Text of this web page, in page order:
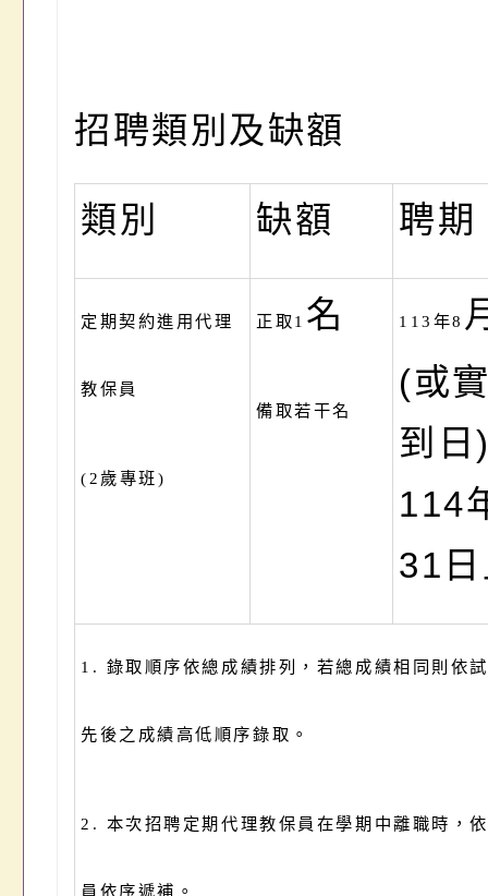
招聘類別及缺額
類別 缺額 聘期
定期契約進用代理
教保員
(2 歲專班)
正取1 名
備取若干名
113 年8
(或
到日
114
31
1. 錄取順序依總成績排列，若總成績相同則依
先後之成績高低順序錄取。
2. 本次招聘定期代理教保員在學期中離職時，
員依序遞補。